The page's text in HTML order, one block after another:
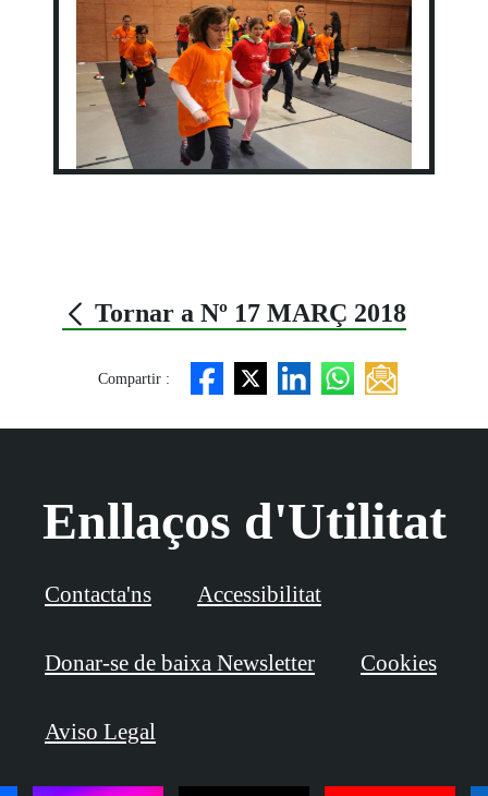
Tornar a Nº 17 MARÇ 2018
Compartir :
Enllaços d'Utilitat
Contacta'ns Accessibilitat
Donar-se de baixa Newsletter Cookies
Aviso Legal